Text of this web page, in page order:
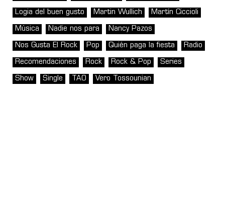
Logia del buen gusto Martin Wullich Martín Ciccioli
Música Nadie nos para Nancy Pazos
Nos Gusta El Rock Pop Quién paga la fiesta Radio
Recomendaciones Rock Rock & Pop Series
Show Single TAO Vero Tossounian